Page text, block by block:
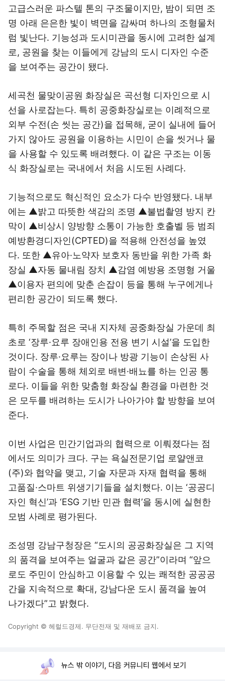
고급스러운 파스텔 톤의 구조물이지만, 밤이 되면 조
명 아래 은은한 빛이 벽면을 감싸며 하나의 조형물처
럼 빛난다. 기능성과 도시미관을 동시에 고려한 설계
로, 공원을 찾는 이들에게 강남의 도시 디자인 수준
을 보여주는 공간이 됐다.
세곡천 물맞이공원 화장실은 곡선형 디자인으로 시
선을 사로잡는다. 특히 공중화장실로는 이례적으로
외부 수전(손 씻는 공간)을 접목해, 굳이 실내에 들어
가지 않아도 공원을 이용하는 시민이 손을 씻거나 물
을 사용할 수 있도록 배려했다. 이 같은 구조는 이동
식 화장실로는 국내에서 처음 시도된 사례다.
기능적으로도 혁신적인 요소가 다수 반영됐다. 내부
에는 ▲밝고 따뜻한 색감의 조명 ▲불법촬영 방지 칸
막이 ▲비상시 양방향 소통이 가능한 호출벨 등 범죄
예방환경디자인(CPTED)을 적용해 안전성을 높였
다. 또한 ▲유아·노약자 보호자 동반을 위한 가족 화
장실 ▲자동 물내림 장치 ▲감염 예방용 조명형 거울
▲이용자 편의에 맞춘 손잡이 등을 통해 누구에게나
편리한 공간이 되도록 했다.
특히 주목할 점은 국내 지자체 공중화장실 가운데 최
초로 ‘장루·요루 장애인용 전용 변기 시설’을 도입한
것이다. 장루·요루는 장이나 방광 기능이 손상된 사
람이 수술을 통해 체외로 배변·배뇨를 하는 인공 통
로다. 이들을 위한 맞춤형 화장실 환경을 마련한 것
은 모두를 배려하는 도시가 나아가야 할 방향을 보여
준다.
이번 사업은 민간기업과의 협력으로 이뤄졌다는 점
에서도 의미가 크다. 구는 욕실전문기업 로얄앤코
(주)와 협약을 맺고, 기술 자문과 자재 협력을 통해
고품질·스마트 위생기기들을 설치했다. 이는 ‘공공디
자인 혁신’과 ‘ESG 기반 민관 협력’을 동시에 실현한
모범 사례로 평가된다.
조성명 강남구청장은 “도시의 공공화장실은 그 지역
의 품격을 보여주는 얼굴과 같은 공간”이라며 “앞으
로도 주민이 안심하고 이용할 수 있는 쾌적한 공공공
간을 지속적으로 확대, 강남다운 도시 품격을 높여
나가겠다”고 밝혔다.
Copyright © 헤럴드경제. 무단전재 및 재배포 금지.
뉴스 밖 이야기, 다음 커뮤니티 웹에서 보기